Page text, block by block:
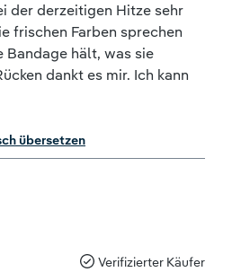
der derzeitigen Hitze sehr
frischen Farben sprechen
Bandage hält, was sie
dankt es mir. Ich kann
übersetzen
5 Sternen
Verifizierter Käufer